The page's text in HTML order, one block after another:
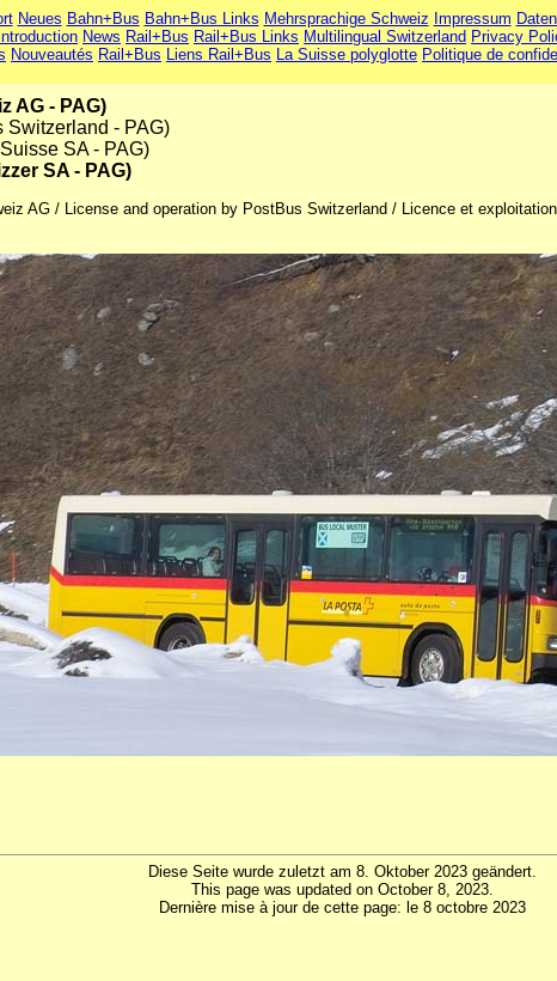
Neues Bahn+Bus Bahn+Bus Links Mehrsprachige Schweiz Impressum
Introduction News Rail+Bus Rail+Bus Links Multilingual Switzerland Privacy
Nouveautés Rail+Bus Liens Rail+Bus La Suisse polyglotte Politique de
AG - PAG)
Switzerland - PAG)
SA - PAG)
SA - PAG)
AG / License and operation by PostBus Switzerland / Licence et
Diese Seite wurde zuletzt am 8. Oktober 2023 geändert.
This page was updated on October 8, 2023.
Dernière mise à jour de cette page: le 8 octobre 2023